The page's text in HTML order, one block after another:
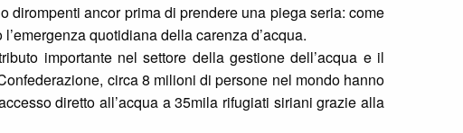
dirompenti ancor prima di prendere una piega seria: come
quotidiana della carenza d’acqua.
importante nel settore della gestione dell’acqua e il
circa 8 milioni di persone nel mondo hanno
diretto all’acqua a 35mila rifugiati siriani grazie alla